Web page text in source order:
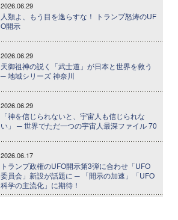
2026.06.29
人類よ、もう目を逸らすな！ トランプ怒涛のUF
O開示
2026.06.29
天御祖神の説く「武士道」が日本と世界を救う
─ 地域シリーズ 神奈川
2026.06.29
「神を信じられないと、宇宙人も信じられな
い」 ─ 世界でただ一つの宇宙人最深ファイル 70
2026.06.17
トランプ政権のUFO開示第3弾に合わせ「UFO
委員会」新設が話題に ─ 「開示の加速」「UFO
科学の主流化」に期待！